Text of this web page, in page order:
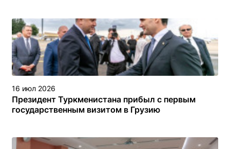
16 июл 2026
Президент Туркменистана прибыл с первым
государственным визитом в Грузию